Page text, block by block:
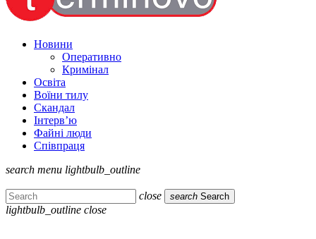
Новини
Оперативно
Кримінал
Освіта
Воїни тилу
Скандал
Інтерв’ю
Файні люди
Співпраця
search menu lightbulb_outline
close search Search
lightbulb_outline close